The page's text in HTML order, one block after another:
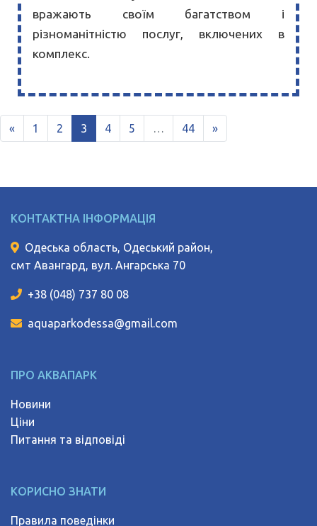
вражають своїм багатством і
різноманітністю послуг, включених в
комплекс.
« 1 2 3 4 5 … 44 »
КОНТАКТНА ІНФОРМАЦІЯ
Одеська область, Одеський район,
смт Авангард, вул. Ангарська 70
+38 (048) 737 80 08
aquaparkodessa@gmail.com
ПРО АКВАПАРК
Новини
Ціни
Питання та відповіді
КОРИСНО ЗНАТИ
Правила поведінки